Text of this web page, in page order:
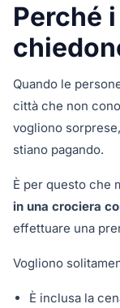
Perché
Quando le
città che non
vogliono
stiano pagando.
È per questo che
in una crociera
effettuare una
Vogliono
È inclusa la